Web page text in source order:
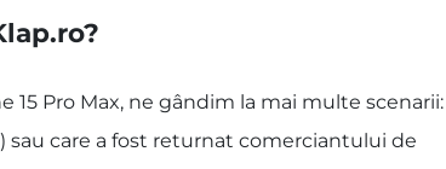
Pro Max, ne gândim la mai multe scenarii:
care a fost returnat comerciantului de